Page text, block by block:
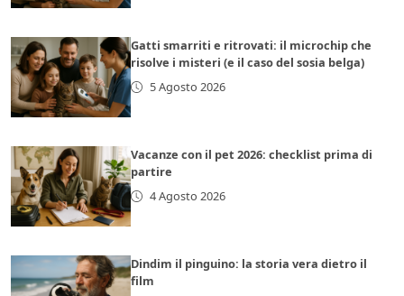
Gatti smarriti e ritrovati: il microchip che
risolve i misteri (e il caso del sosia belga)
5 Agosto 2026
Vacanze con il pet 2026: checklist prima di
partire
4 Agosto 2026
Dindim il pinguino: la storia vera dietro il
film